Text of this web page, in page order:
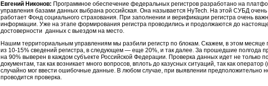
Евгений Никонов: Программное обеспечение федеральных регистров разработано на
управления базами данных выбрана российская. Она называется HyTech. На этой СУБД
работает Фонд социального страхования. При заполнении и верификации регистра очень
информации. Уже на этапе формирования регистра проводились и продолжаются до
достоверности данных с выездом на место.
Нашим территориальным управлениям мы разбили регистр по блокам. Скажем, в этом месяце
из 10-15% сведений регистра, в следующем — еще 20%, и так далее. За прошедшие полгода
на 90% выверен в каждом субъекте Российской Федерации. Проверка данных идет не только
документам, так как возникает много вопросов, вплоть до казусных ситуаций, так как
случайно мог ввести ошибочные данные. В любом случае, при выявлении предположительно
проводится проверка.